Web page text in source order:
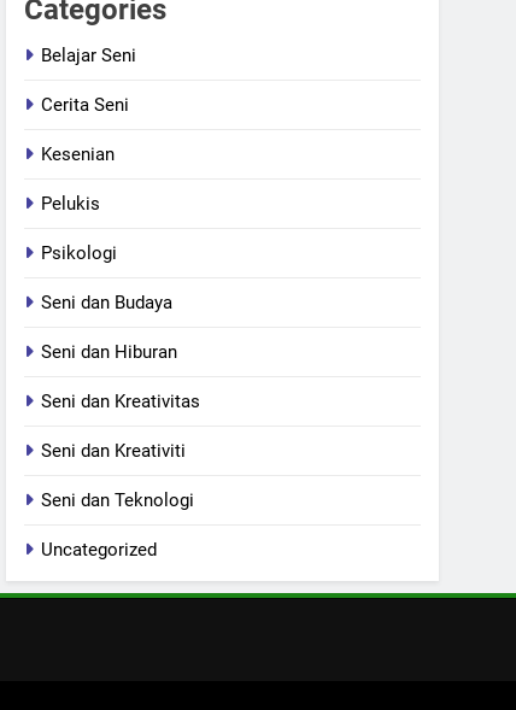
Categories
Belajar Seni
Cerita Seni
Kesenian
Pelukis
Psikologi
Seni dan Budaya
Seni dan Hiburan
Seni dan Kreativitas
Seni dan Kreativiti
Seni dan Teknologi
Uncategorized